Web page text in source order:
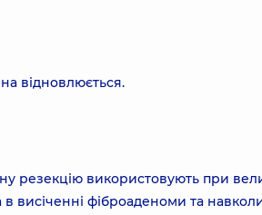
відновлюється.
резекцію використовують при
в висіченні фіброаденоми та